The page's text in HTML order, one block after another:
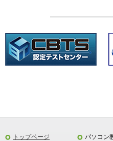
トップページ
パソコン